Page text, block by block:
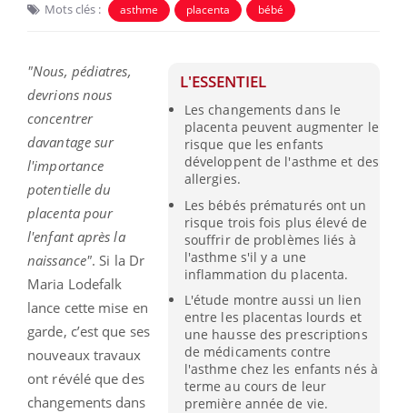
Mots clés : asthme placenta bébé
L'ESSENTIEL
Les changements dans le
placenta peuvent augmenter le
risque que les enfants
développent de l'asthme et des
allergies.
Les bébés prématurés ont un
risque trois fois plus élevé de
souffrir de problèmes liés à
l'asthme s'il y a une
inflammation du placenta.
L'étude montre aussi un lien
entre les placentas lourds et
une hausse des prescriptions
de médicaments contre
l'asthme chez les enfants nés à
terme au cours de leur
première année de vie.
"Nous, pédiatres,
devrions nous
concentrer
davantage sur
l'importance
potentielle du
placenta pour
l'enfant après la
naissance". Si la Dr
Maria Lodefalk
lance cette mise en
garde, c’est que ses
nouveaux travaux
ont révélé que des
changements dans